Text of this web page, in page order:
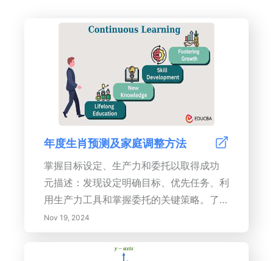
年度生肖预测及家庭调整方法
掌握目标设定、生产力和委托以取得成功
元描述：发现设定明确目标、优先任务、利
用生产力工具和掌握委托的关键策略。了解
休息和持续学习如何促进个人成长和提高效
率。通过可行的洞见，转变您对工作和生活
的 approach！ 内容概述：在本综合指南
Nov 19, 2024